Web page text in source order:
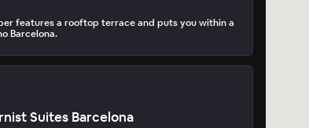
features a rooftop terrace and puts you within a
Barcelona.
Suites Barcelona